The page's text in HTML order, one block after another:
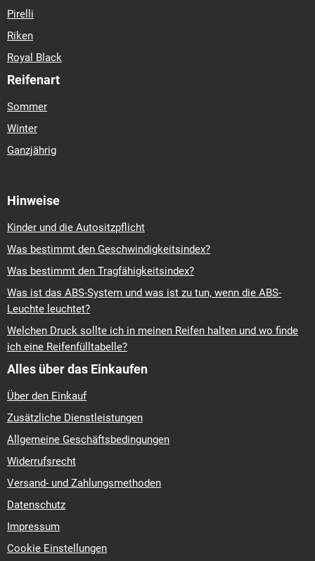
Pirelli
Riken
Royal Black
Reifenart
Sommer
Winter
Ganzjährig
Hinweise
Kinder und die Autositzpflicht
Was bestimmt den Geschwindigkeitsindex?
Was bestimmt den Tragfähigkeitsindex?
Was ist das ABS-System und was ist zu tun, wenn die ABS-
Leuchte leuchtet?
Welchen Druck sollte ich in meinen Reifen halten und wo finde
ich eine Reifenfülltabelle?
Alles über das Einkaufen
Über den Einkauf
Zusätzliche Dienstleistungen
Allgemeine Geschäftsbedingungen
Widerrufsrecht
Versand- und Zahlungsmethoden
Datenschutz
Impressum
Cookie Einstellungen